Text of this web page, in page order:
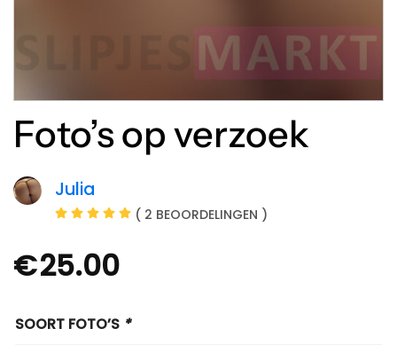
Foto’s op verzoek
Julia
( 2 BEOORDELINGEN )
€25.00
SOORT FOTO’S *